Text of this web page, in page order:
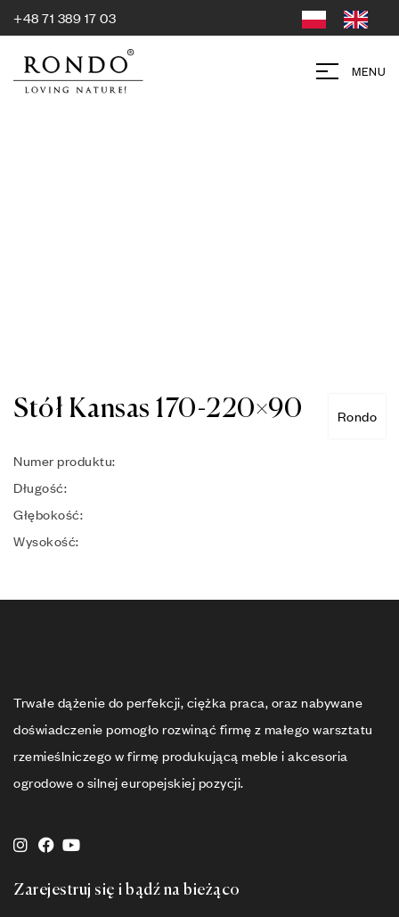
+48 71 389 17 03
MENU
Rondo
Stół Kansas 170-220×90
Numer produktu:
Długość:
Głębokość:
Wysokość:
Trwałe dążenie do perfekcji, ciężka praca, oraz nabywane
doświadczenie pomogło rozwinąć firmę z małego warsztatu
rzemieślniczego w firmę produkującą meble i akcesoria
ogrodowe o silnej europejskiej pozycji.
Zarejestruj się i bądź na bieżąco